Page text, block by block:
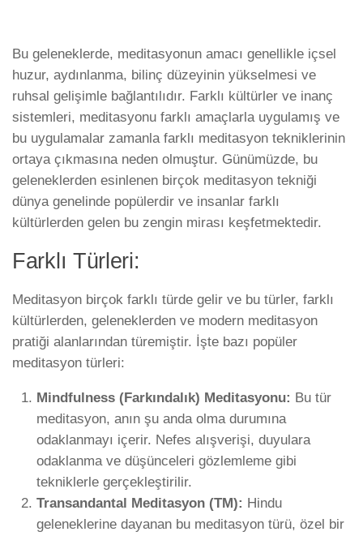
Bu geleneklerde, meditasyonun amacı genellikle içsel
huzur, aydınlanma, bilinç düzeyinin yükselmesi ve
ruhsal gelişimle bağlantılıdır. Farklı kültürler ve inanç
sistemleri, meditasyonu farklı amaçlarla uygulamış ve
bu uygulamalar zamanla farklı meditasyon tekniklerinin
ortaya çıkmasına neden olmuştur. Günümüzde, bu
geleneklerden esinlenen birçok meditasyon tekniği
dünya genelinde popülerdir ve insanlar farklı
kültürlerden gelen bu zengin mirası keşfetmektedir.
Farklı Türleri:
Meditasyon birçok farklı türde gelir ve bu türler, farklı
kültürlerden, geleneklerden ve modern meditasyon
pratiği alanlarından türemiştir. İşte bazı popüler
meditasyon türleri:
Mindfulness (Farkındalık) Meditasyonu: Bu tür
meditasyon, anın şu anda olma durumına
odaklanmayı içerir. Nefes alışverişi, duyulara
odaklanma ve düşünceleri gözlemleme gibi
tekniklerle gerçekleştirilir.
Transandantal Meditasyon (TM): Hindu
geleneklerine dayanan bu meditasyon türü, özel bir